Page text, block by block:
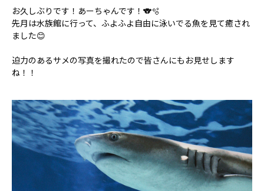
お久しぶりです！あーちゃんです！🐨🫧
先月は水族館に行って、ふよふよ自由に泳いでる魚を見て癒され
ました😊
迫力のあるサメの写真を撮れたので皆さんにもお見せします
ね！！